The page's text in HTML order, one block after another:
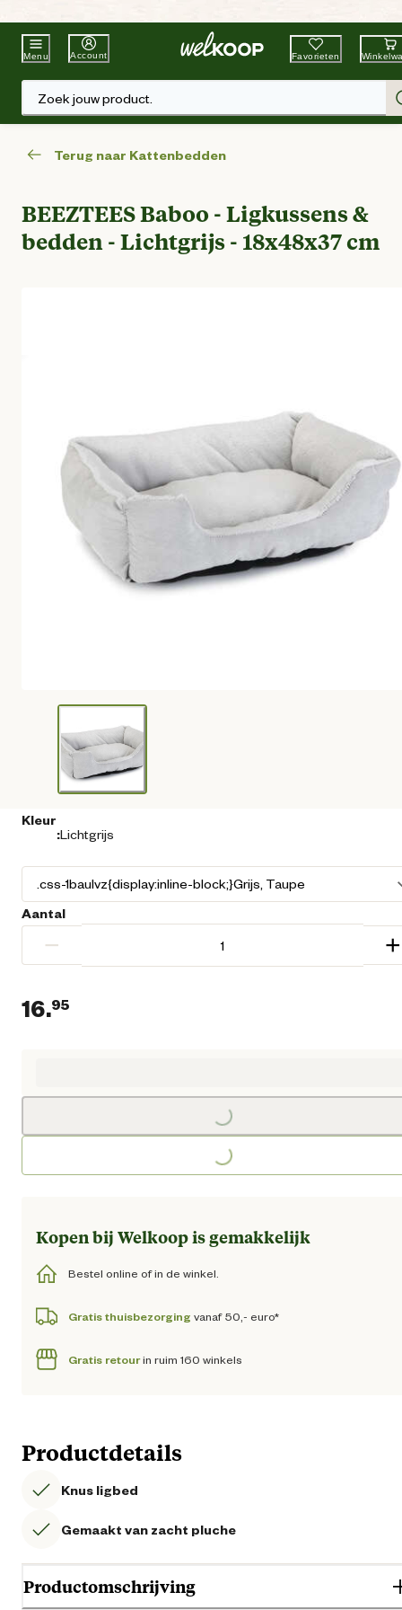
Beste WinkelketenTuin & Dier
Menu Account Favorieten
Zoek jouw product.
Terug naar Kattenbedden
BEEZTEES Baboo - Ligkussens &
bedden - Lichtgrijs - 18x48x37 cm
Kleur
:Lichtgrijs
Aantal
− +
16.95
Loading...
Loading...
Kopen bij Welkoop is gemakkelijk
Bestel online of in de winkel.
Gratis thuisbezorging vanaf 50,- euro*
Gratis retourin ruim 160 winkels
Productdetails
Knus ligbed
Gemaakt van zacht pluche
Productomschrijving